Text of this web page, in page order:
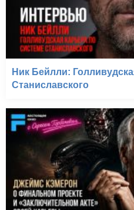
Ник Бейлли:
Станиславского